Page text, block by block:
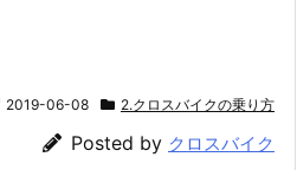
2019-06-08 2.クロスバイクの乗り方
Posted by クロスバイク